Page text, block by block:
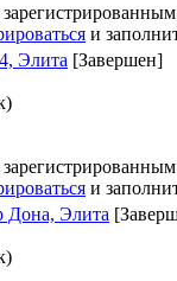
и
Элита [Завершен]
и
Дона, Элита